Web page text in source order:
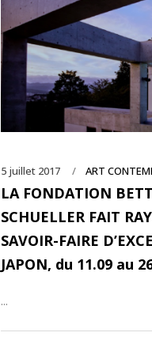
5 juillet 2017 ART
LA FONDATION
SCHUELLER FAIT
SAVOIR-FAIRE
JAPON, du 11.09 au
...